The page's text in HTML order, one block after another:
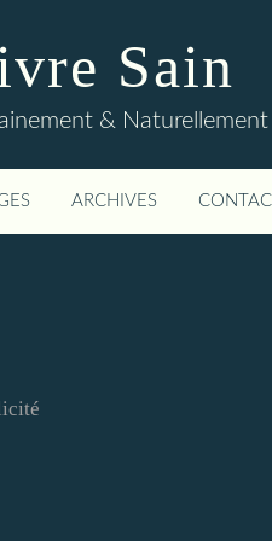
Sain
& Naturellement
ARCHIVES